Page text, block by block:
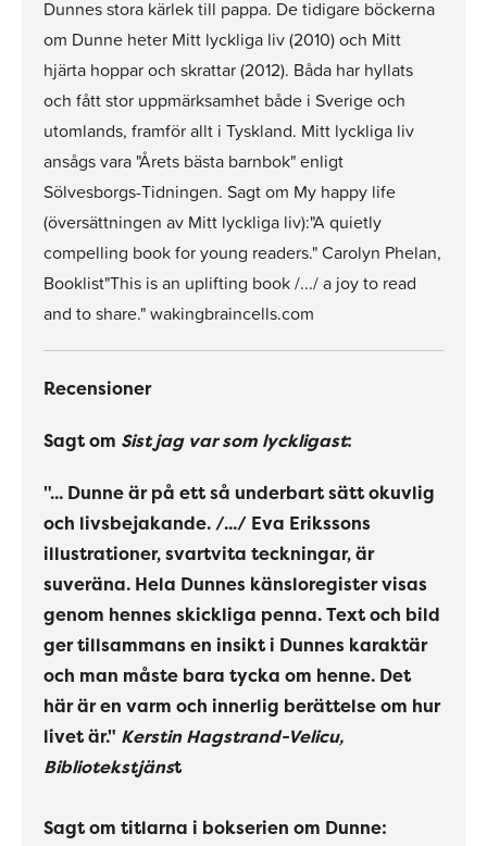
Dunnes stora kärlek till pappa. De tidigare böckerna
om Dunne heter Mitt lyckliga liv (2010) och Mitt
hjärta hoppar och skrattar (2012). Båda har hyllats
och fått stor uppmärksamhet både i Sverige och
utomlands, framför allt i Tyskland. Mitt lyckliga liv
ansågs vara "Årets bästa barnbok" enligt
Sölvesborgs-Tidningen. Sagt om My happy life
(översättningen av Mitt lyckliga liv):"A quietly
compelling book for young readers." Carolyn Phelan,
Booklist"This is an uplifting book /.../ a joy to read
and to share." wakingbraincells.com
Recensioner
Sagt om Sist jag var som lyckligast:
"... Dunne är på ett så underbart sätt okuvlig
och livsbejakande. /.../ Eva Erikssons
illustrationer, svartvita teckningar, är
suveräna. Hela Dunnes känsloregister visas
genom hennes skickliga penna. Text och bild
ger tillsammans en insikt i Dunnes karaktär
och man måste bara tycka om henne. Det
här är en varm och innerlig berättelse om hur
livet är." Kerstin Hagstrand-Velicu,
Bibliotekstjänst
Sagt om titlarna i bokserien om Dunne: